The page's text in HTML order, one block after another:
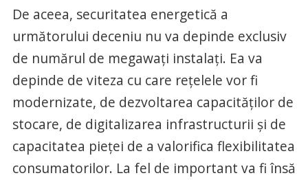
De aceea, securitatea energetică a
următorului deceniu nu va depinde exclusiv
de numărul de megawați instalați. Ea va
depinde de viteza cu care rețelele vor fi
modernizate, de dezvoltarea capacităților de
stocare, de digitalizarea infrastructurii și de
capacitatea pieței de a valorifica flexibilitatea
consumatorilor. La fel de important va fi însă